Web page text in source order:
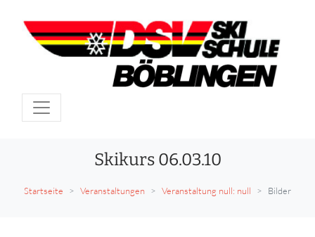
Skikurs 06.03.10
Startseite Veranstaltungen Veranstaltung null: null Bilder